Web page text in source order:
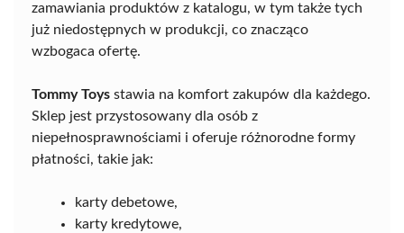
zamawiania produktów z katalogu, w tym także tych
już niedostępnych w produkcji, co znacząco
wzbogaca ofertę.
Tommy Toys stawia na komfort zakupów dla każdego.
Sklep jest przystosowany dla osób z
niepełnosprawnościami i oferuje różnorodne formy
płatności, takie jak:
karty debetowe,
karty kredytowe,